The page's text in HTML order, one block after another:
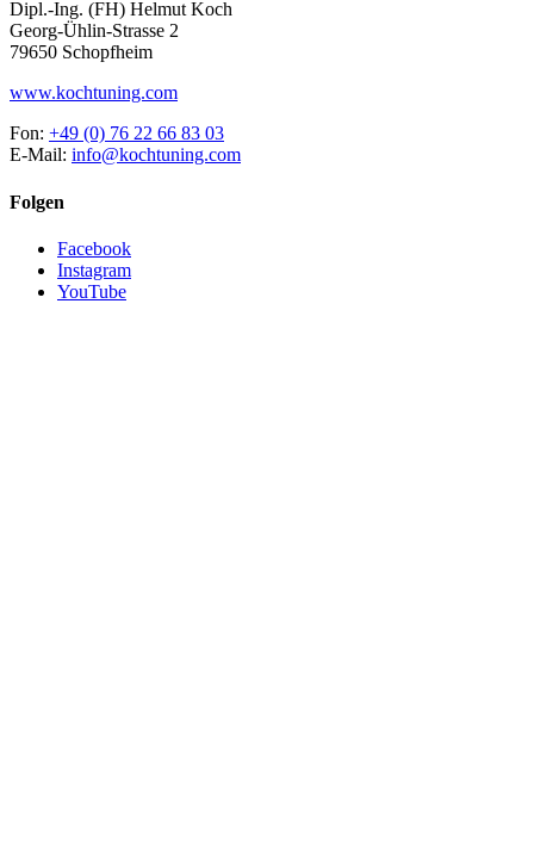
Dipl.-Ing. (FH) Helmut Koch
Georg-Ühlin-Strasse 2
79650 Schopfheim
www.kochtuning.com
Fon: +49 (0) 76 22 66 83 03
E-Mail: info@kochtuning.com
Folgen
Facebook
Instagram
YouTube